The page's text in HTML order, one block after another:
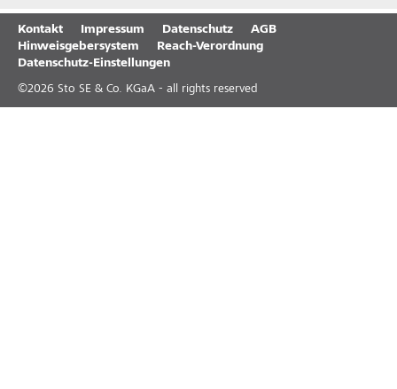
Kontakt Impressum Datenschutz
AGB
Hinweisgebersystem
Reach-Verordnung
Datenschutz-Einstellungen
©2026 Sto SE & Co. KGaA - all rights reserved